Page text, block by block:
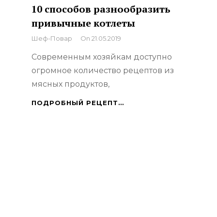
10 способов разнообразить
привычные котлеты
By
Шеф-Повар On 21.05.2019
Современным хозяйкам доступно
огромное количество рецептов из
мясных продуктов,
ПОДРОБНЫЙ РЕЦЕПТ…